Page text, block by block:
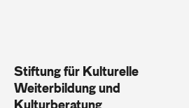
Stiftung für Kulturelle
Weiterbildung und
Kulturberatung